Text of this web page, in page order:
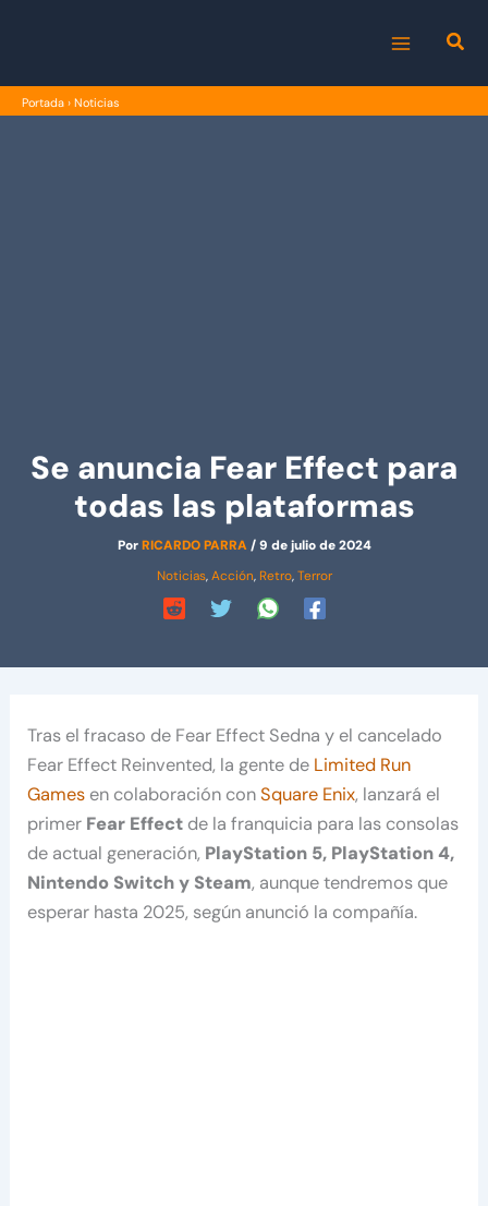
MENU
Portada › Noticias
Se anuncia Fear Effect para
todas las plataformas
PorRICARDO PARRA/9 de julio de 2024
Noticias,Acción, Retro,Terror
Tras el fracaso de Fear Effect Sedna y el cancelado
Fear Effect Reinvented, la gente de Limited Run
Games en colaboración conSquare Enix, lanzará el
primer Fear Effect de la franquicia para las consolas
de actual generación, PlayStation 5, PlayStation 4,
Nintendo Switch y Steam, aunque tendremos que
esperar hasta 2025, según anunció la compañía.